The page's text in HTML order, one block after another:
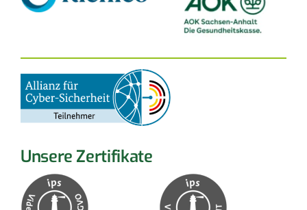
Unsere Zertifikate